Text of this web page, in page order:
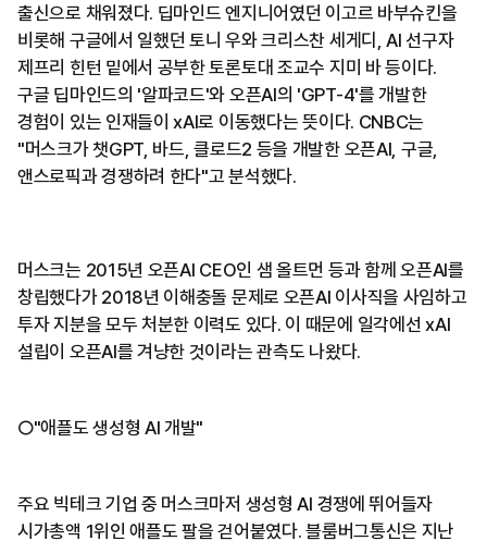
출신으로 채워졌다. 딥마인드 엔지니어였던 이고르 바부슈킨을
비롯해 구글에서 일했던 토니 우와 크리스찬 세게디, AI 선구자
제프리 힌턴 밑에서 공부한 토론토대 조교수 지미 바 등이다.
구글 딥마인드의 '알파코드'와 오픈AI의 'GPT-4'를 개발한
경험이 있는 인재들이 xAI로 이동했다는 뜻이다. CNBC는
"머스크가 챗GPT, 바드, 클로드2 등을 개발한 오픈AI, 구글,
앤스로픽과 경쟁하려 한다"고 분석했다.
머스크는 2015년 오픈AI CEO인 샘 올트먼 등과 함께 오픈AI를
창립했다가 2018년 이해충돌 문제로 오픈AI 이사직을 사임하고
투자 지분을 모두 처분한 이력도 있다. 이 때문에 일각에선 xAI
설립이 오픈AI를 겨냥한 것이라는 관측도 나왔다.
○"애플도 생성형 AI 개발"
주요 빅테크 기업 중 머스크마저 생성형 AI 경쟁에 뛰어들자
시가총액 1위인 애플도 팔을 걷어붙였다. 블룸버그통신은 지난